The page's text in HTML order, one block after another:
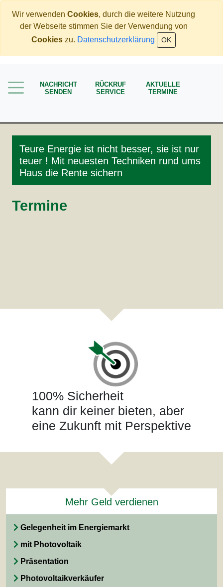
Wir verwenden Cookies, durch die weitere Nutzung
der Webseite stimmen Sie der Verwendung von
Cookies zu. Datenschutzerklärung OK
NACHRICHT
SENDEN
RÜCKRUF
SERVICE
AKTUELLE
TERMINE
Immobilien
Mehr Geld verdienen
Meine Angebote
Teure Energie ist nicht besser, sie ist nur
teuer ! Mit neuesten Techniken rund ums
Haus die Rente sichern
Termine
100% Sicherheit
kann dir keiner bieten, aber
eine Zukunft mit Perspektive
Mehr Geld verdienen
Gelegenheit im Energiemarkt
mit Photovoltaik
Präsentation
Photovoltaikverkäufer